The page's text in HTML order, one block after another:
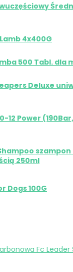
4x400G
500 Tabl. dla
Deluxe
12 Power
szampon
250ml
Dogs 100G
Fc